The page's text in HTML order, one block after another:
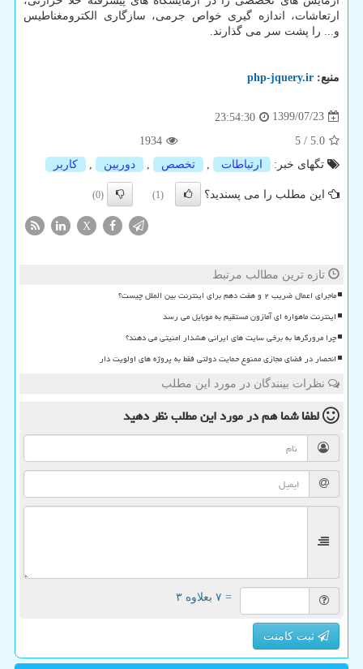
ارتعاشات، اندازه گیری خواص جرمی، سازگاری الکترومغناطیس
و... را پشت سر می گذارند.
منبع: php-jquery.ir
1399/07/23
23:54:30
5.0
/
5
1934
تگهای خبر:
ارتباطات , تخصص , دوربین , كاربر
این مطلب را می پسندید؟ (1)
(0)
X
تازه ترین مطالب مرتبط
ماجرای اعمال ضریب ۲ و هفت دهم برای اینترنت بین الملل چیست؟
اینترنت ماهواره ای آمازون مستقیم به موبایل می رسد
چرا مرورگرها به برخی سایت های ایرانی هشدار امنیتی می دهند؟
انحصار در فضای مجازی ممنوع حمایت دولتی فقط به پروژه های اولویت دار
نظرات بینندگان در مورد این مطلب
لطفا شما همدر مورد این مطلبنظر دهید
= ۷ بعلاوه ۳
ثبت کامنت